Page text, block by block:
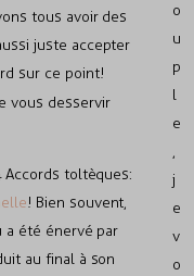
tous avoir des
juste accepter
sur ce point!
vous desservir
Accords toltèques:
! Bien souvent,
a été énervé par
au final à son
o
u
p
l
e
,
j
e
v
o